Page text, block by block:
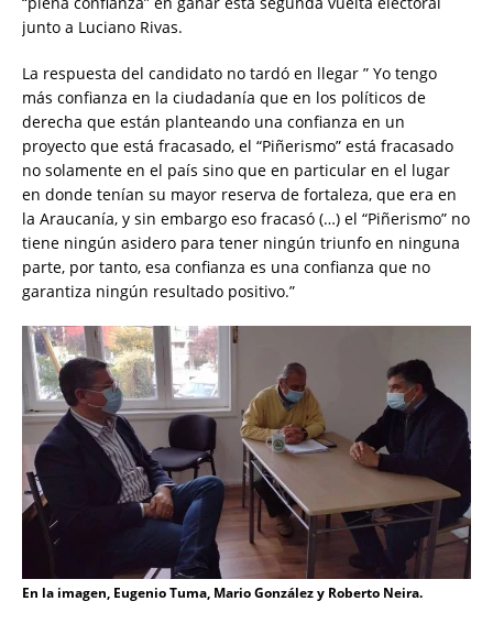
junto a Luciano Rivas.
La respuesta del candidato no tardó en llegar ” Yo tengo
más confianza en la ciudadanía que en los políticos de
derecha que están planteando una confianza en un
proyecto que está fracasado, el “Piñerismo” está fracasado
no solamente en el país sino que en particular en el lugar
en donde tenían su mayor reserva de fortaleza, que era en
la Araucanía, y sin embargo eso fracasó (…) el “Piñerismo” no
tiene ningún asidero para tener ningún triunfo en ninguna
parte, por tanto, esa confianza es una confianza que no
garantiza ningún resultado positivo.”
En la imagen, Eugenio Tuma, Mario González y Roberto Neira.